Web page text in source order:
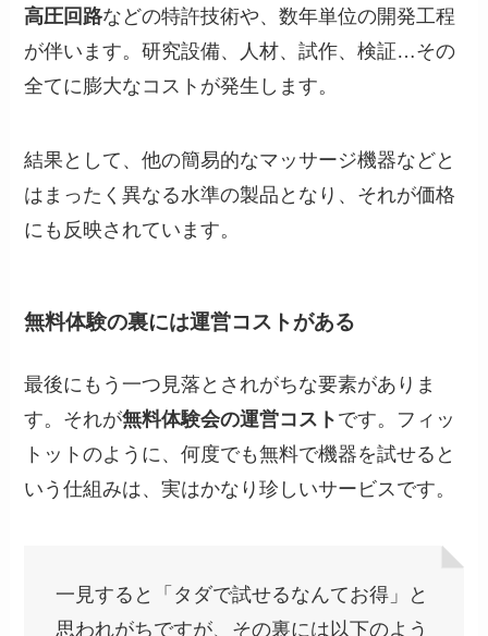
高圧回路などの特許技術や、数年単位の開発工程
が伴います。研究設備、人材、試作、検証…その
全てに膨大なコストが発生します。
結果として、他の簡易的なマッサージ機器などと
はまったく異なる水準の製品となり、それが価格
にも反映されています。
無料体験の裏には運営コストがある
最後にもう一つ見落とされがちな要素がありま
す。それが無料体験会の運営コスト です。フィッ
トットのように、何度でも無料で機器を試せると
いう仕組みは、実はかなり珍しいサービスです。
一見すると「タダで試せるなんてお得」と
思われがちですが、その裏には以下のよう